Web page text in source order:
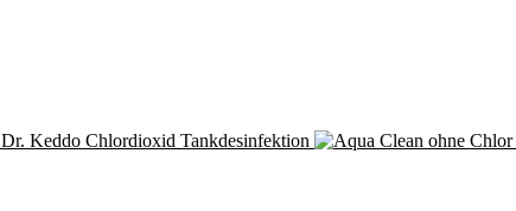
Dr. Keddo Chlordioxid Tankdesinfektion